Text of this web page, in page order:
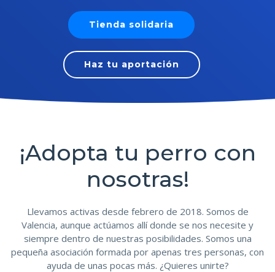
Tienda solidaria
Haz tu aportación
¡Adopta tu perro con
nosotras!
Llevamos activas desde febrero de 2018. Somos de
Valencia, aunque actúamos allí donde se nos necesite y
siempre dentro de nuestras posibilidades. Somos una
pequeña asociación formada por apenas tres personas, con
ayuda de unas pocas más. ¿Quieres unirte?